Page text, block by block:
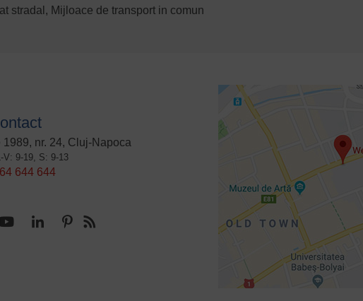
stradal, Mijloace de transport in comun
1989, nr. 24, Cluj-Napoca
9-19, S: 9-13
644 644